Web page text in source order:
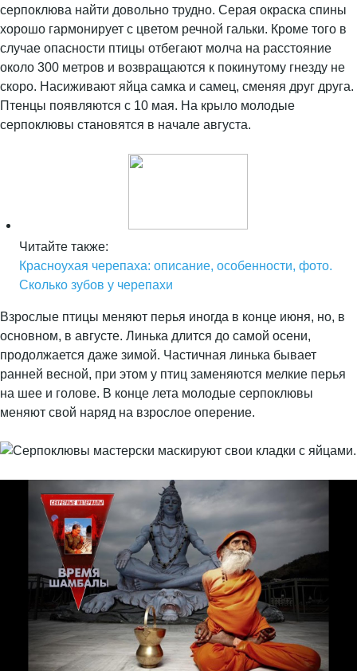
серпоклюва найти довольно трудно. Серая окраска спины
хорошо гармонирует с цветом речной гальки. Кроме того в
случае опасности птицы отбегают молча на расстояние
около 300 метров и возвращаются к покинутому гнезду не
скоро. Насиживают яйца самка и самец, сменяя друг друга.
Птенцы появляются с 10 мая. На крыло молодые
серпоклювы становятся в начале августа.
Читайте также:
Красноухая черепаха: описание, особенности, фото.
Сколько зубов у черепахи
Взрослые птицы меняют перья иногда в конце июня, но, в
основном, в августе. Линька длится до самой осени,
продолжается даже зимой. Частичная линька бывает
ранней весной, при этом у птиц заменяются мелкие перья
на шее и голове. В конце лета молодые серпоклювы
меняют свой наряд на взрослое оперение.